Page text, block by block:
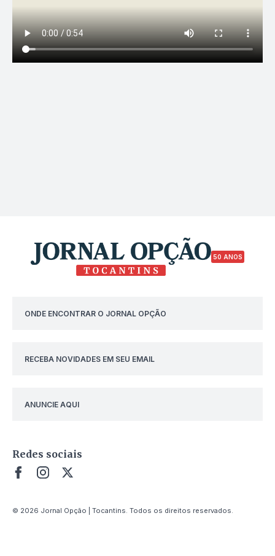
50 ANOS
ONDE ENCONTRAR O JORNAL OPÇÃO
RECEBA NOVIDADES EM SEU EMAIL
ANUNCIE AQUI
Redes sociais
© 2026 Jornal Opção | Tocantins. Todos os direitos reservados.